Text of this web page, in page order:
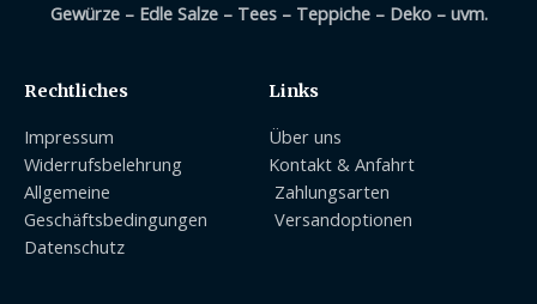
Gewürze – Edle Salze – Tees – Teppiche – Deko – uvm.
Rechtliches
Impressum
Widerrufsbelehrung
Allgemeine
Geschäftsbedingungen
Datenschutz
Links
Über uns
Kontakt & Anfahrt
Zahlungsarten
Versandoptionen